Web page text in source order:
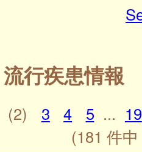
流行疾患情報
(2) 3 4 5 ... 19
(181 件